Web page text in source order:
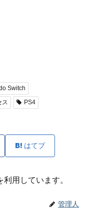
Switch
ス PS4
はてブ
用しています。
管理人